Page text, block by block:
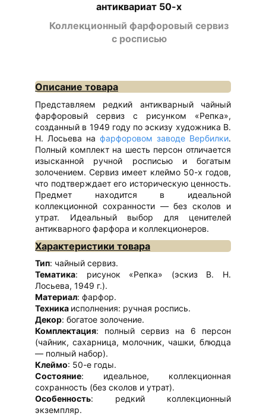
антиквариат 50-х
Коллекционный фарфоровый сервиз
с росписью
Описание товара
Представляем редкий антикварный чайный
фарфоровый сервиз с рисунком «Репка»,
созданный в 1949 году по эскизу художника В.
Н. Лосьева на фарфоровом заводе Вербилки.
Полный комплект на шесть персон отличается
изысканной ручной росписью и богатым
золочением. Сервиз имеет клеймо 50-х годов,
что подтверждает его историческую ценность.
Предмет находится в идеальной
коллекционной сохранности — без сколов и
утрат. Идеальный выбор для ценителей
антикварного фарфора и коллекционеров.
Характеристики товара
Тип: чайный сервиз.
Тематика: рисунок «Репка» (эскиз В. Н.
Лосьева, 1949 г.).
Материал: фарфор.
Техника исполнения: ручная роспись.
Декор: богатое золочение.
Комплектация: полный сервиз на 6 персон
(чайник, сахарница, молочник, чашки, блюдца
— полный набор).
Клеймо: 50-е годы.
Состояние: идеальное, коллекционная
сохранность (без сколов и утрат).
Особенность: редкий коллекционный
экземпляр.